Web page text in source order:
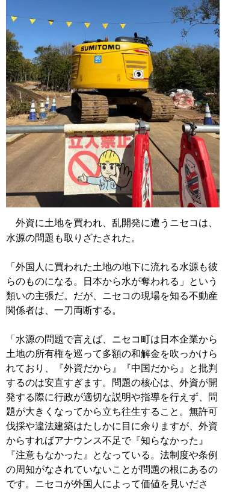
外資に土地を買われ、乱開発に遭うニセコは、
水源の問題も取りざたされた。
「外国人に買われた土地の地下に流れる水源も彼
らのものになる。日本から水が奪われる」という
類いの主張だ。だが、ニセコの現場を知る不動産
関係者は、一刀両断する。
「水源の問題で言えば、ニセコ町は日本企業から
土地の所有権を巡って多額の和解金を吹っかけら
れており、『外資だから』『中国だから』と批判
するのは安直すぎます。問題の核心は、外資が開
発する際に行政が適切な説明や指導を行えず、問
題が大きくなってから立ち往生すること。無許可
伐採や違法建築はたしかに目に余りますが、外資
からすればアナウンス不足で『知らなかった』
『注意もなかった』となっている。法制度や条例
の周知がなされていないことが問題の根にあるの
です。ニセコが外国人によって価値を見いださ